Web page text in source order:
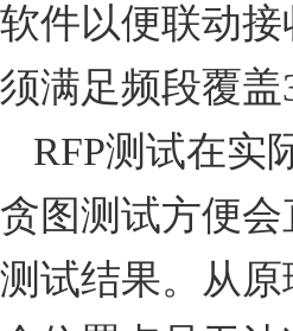
软件以便联动
须满足频段覆盖
RFP测试在实
贪图测试方便
测试结果。从原